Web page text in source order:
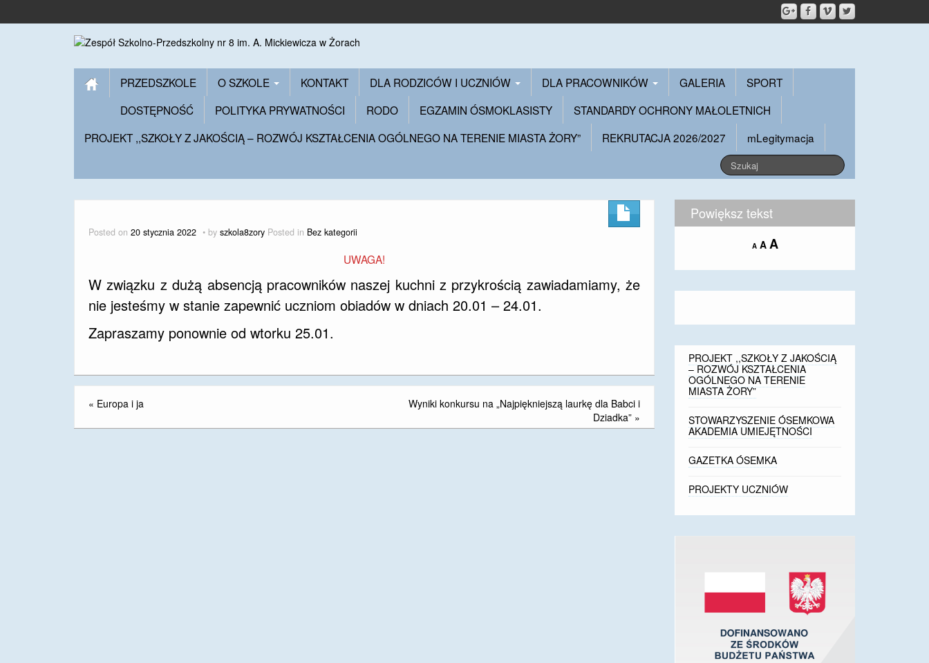
PRZEDSZKOLE O SZKOLE KONTAKT DLA RODZICÓW I UCZNIÓW DLA PRACOWNIKÓW GALERIA
SPORT
DOSTĘPNOŚĆ
POLITYKA PRYWATNOŚCI RODO EGZAMIN ÓSMOKLASISTY
STANDARDY OCHRONY MAŁOLETNICH
PROJEKT ,,SZKOŁY Z JAKOŚCIĄ – ROZWÓJ KSZTAŁCENIA OGÓLNEGO NA TERENIE MIASTA ŻORY”
REKRUTACJA 2026/2027 mLegitymacja
Posted on 20 stycznia 2022 by szkola8zory Posted in Bez kategorii
UWAGA!
W związku z dużą absencją pracowników naszej kuchni z przykrością zawiadamiamy, że
nie jesteśmy w stanie zapewnić uczniom obiadów w dniach 20.01 – 24.01.
Zapraszamy ponownie od wtorku 25.01.
« Europa i ja
Wyniki konkursu na „Najpiękniejszą laurkę dla Babci i
Dziadka” »
Powiększ tekst
ADecrease
size.
AReset
size.
AIncrease
size.
PROJEKT ,,SZKOŁY Z JAKOŚCIĄ
– ROZWÓJ KSZTAŁCENIA
OGÓLNEGO NA TERENIE
MIASTA ŻORY”
STOWARZYSZENIE ÓSEMKOWA
AKADEMIA UMIEJĘTNOŚCI
GAZETKA ÓSEMKA
PROJEKTY UCZNIÓW